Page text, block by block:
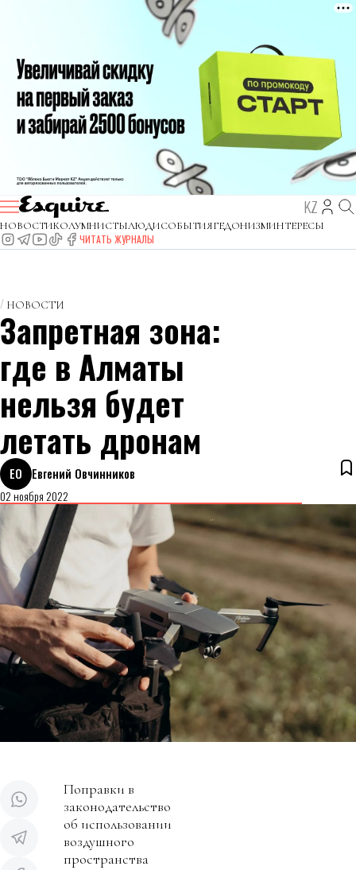
KZ
НОВОСТИКОЛУМНИСТЫЛЮДИСОБЫТИЯГЕДОНИЗМИНТЕРЕСЫ
ЧИТАТЬ ЖУРНАЛЫ
НОВОСТИ
Запретная зона:
где в Алматы
нельзя будет
летать дронам
ЕО
Евгений Овчинников
02 ноября 2022
Поправки в
законодательство
об использовании
воздушного
пространства